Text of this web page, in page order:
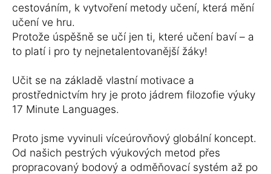
cestováním, k vytvoření metody učení, která mění
učení ve hru.
Protože úspěšně se učí jen ti, které učení baví – a
to platí i pro ty nejnetalentovanější žáky!
Učit se na základě vlastní motivace a
prostřednictvím hry je proto jádrem filozofie výuky
17 Minute Languages.
Proto jsme vyvinuli víceúrovňový globální koncept.
Od našich pestrých výukových metod přes
propracovaný bodový a odměňovací systém až po